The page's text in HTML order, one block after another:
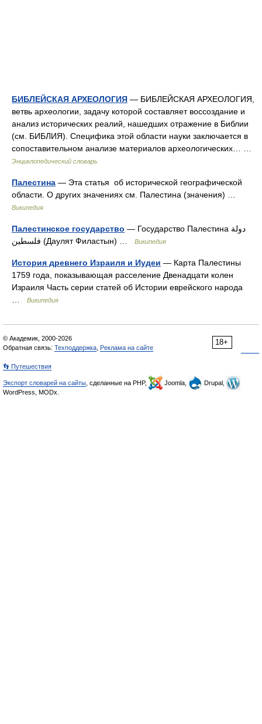
БИБЛЕЙСКАЯ АРХЕОЛОГИЯ — БИБЛЕЙСКАЯ АРХЕОЛОГИЯ,
ветвь археологии, задачу которой составляет воссоздание и
анализ исторических реалий, нашедших отражение в Библии
(см. БИБЛИЯ). Специфика этой области науки заключается в
сопоставительном анализе материалов археологических… …
Энциклопедический словарь
Палестина — Эта статья об исторической географической
области. О других значениях см. Палестина (значения) …
Википедия
Палестинское государство — Государство Палестина دولة
فلسطين (Даулят Филастын) …
Википедия
История древнего Израиля и Иудеи — Карта Палестины
1759 года, показывающая расселение Двенадцати колен
Израиля Часть серии статей об Истории еврейского народа
Википедия
18+
© Академик, 2000-2026
Обратная связь: Техподдержка Реклама на сайте
👣 Путешествия
Экспорт словарей на сайты , сделанные на PHP, Joomla,
Drupal,
WordPress, MODx.